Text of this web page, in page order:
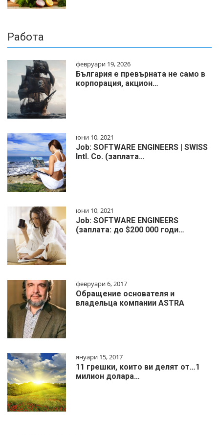
Работа
февруари 19, 2026
България е превърната не само в
корпорация, акцион…
юни 10, 2021
Job: SOFTWARE ENGINEERS | SWISS
Intl. Co. (заплата…
юни 10, 2021
Job: SOFTWARE ENGINEERS
(заплата: до $200 000 годи…
февруари 6, 2017
Обращение основателя и
владельца компании ASTRA
януари 15, 2017
11 грешки, които ви делят от…1
милиoн дoлapa…